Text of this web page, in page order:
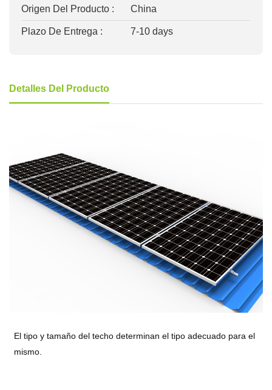
Origen Del Producto : China
Plazo De Entrega : 7-10 days
Detalles Del Producto
El tipo y tamaño del techo determinan el tipo adecuado para el
mismo.